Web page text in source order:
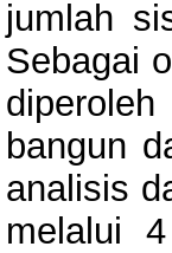
jumlah
Sebagai
bangun
analisis
melalui